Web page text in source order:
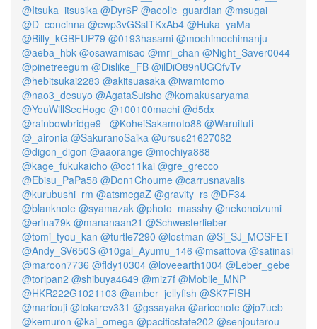
@Itsuka_itsusika @Dyr6P @aeolic_guardian @msugai
@D_concinna @ewp3vGSstTKxAb4 @Huka_yaMa
@Billy_kGBFUP79 @0193hasami @mochimochimanju
@aeba_hbk @osawamisao @mri_chan @Night_Saver0044
@pinetreegum @Dislike_FB @ilDiO89nUGQfvTv
@hebitsukai2283 @akitsuasaka @iwamtomo
@nao3_desuyo @AgataSuisho @komakusaryama
@YouWillSeeHoge @100100machi @d5dx
@rainbowbridge9_
@KoheiSakamoto88 @Waruituti
@_aironia @SakuranoSaika @ursus21627082
@digon_digon @aaorange @mochiya888
@kage_fukukaicho @oc11kai @gre_grecco
@Ebisu_PaPa58 @Don1Choume @carrusnavalis
@kurubushi_rm @atsmegaZ @gravity_rs @DF34
@blanknote @syamazak @photo_masshy @nekonoizumi
@erina79k @mananaan21 @Schwesterlieber
@tomi_tyou_kan @turtle7290 @lostman @Si_SJ_MOSFET
@Andy_SV650S @10gal_Ayumu_146 @msattova @satinasi
@maroon7736 @fldy10304 @loveearth1004 @Leber_gebe
@toripan2 @shibuya4649 @miz7f @Mobile_MNP
@HKR222G1021103 @amber_jellyfish @SK7FISH
@mariouji @tokarev331 @gssayaka @aricenote @jo7ueb
@kemuron @kai_omega @pacificstate202 @senjoutarou